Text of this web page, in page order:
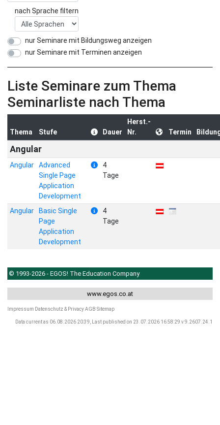
nach Sprache filtern
nur Seminare mit Bildungsweg anzeigen
nur Seminare mit Terminen anzeigen
Liste Seminare zum Thema
Seminarliste nach Thema
Thema Stufe Dauer
Herst.-
Nr.
Termin
Angular
Angular
Advanced
Single Page
Application
Development
4
Tage
Angular
Basic Single
Page
Application
Development
4
Tage
© 1993-2026 - EGOS! The Education Company
www.egos.co.at
Impressum Datenschutz & PrivacyAGB Sitemap
Data current as 06.08.2026 20:39, Last published on 23.07.2026 16:58:29 v.9.2607.24.1